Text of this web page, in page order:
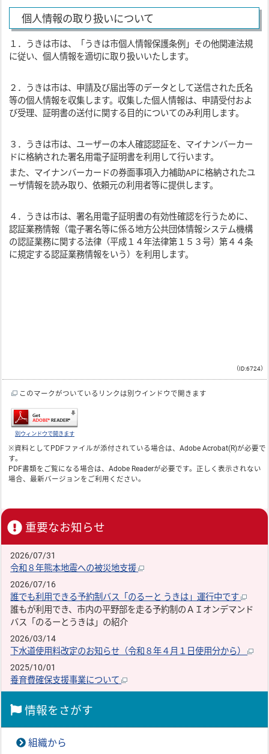
個人情報の取り扱いについて
１．うきは市は、「うきは市個人情報保護条例」その他関連法規
に従い、個人情報を適切に取り扱いいたします。
２．うきは市は、申請及び届出等のデータとして送信された氏名
等の個人情報を収集します。収集した個人情報は、申請受付およ
び受理、証明書の送付に関する目的についてのみ利用します。
３．うきは市は、ユーザーの本人確認認証を、マイナンバーカー
ドに格納された署名用電子証明書を利用して行います。
また、マイナンバーカードの券面事項入力補助APに格納されたユ
ーザ情報を読み取り、依頼元の利用者等に提供します。
４．うきは市は、署名用電子証明書の有効性確認を行うために、
認証業務情報（電子署名等に係る地方公共団体情報システム機構
の認証業務に関する法律（平成１４年法律第１５３号）第４４条
に規定する認証業務情報をいう）を利用します。
（ID:6724）
このマークがついているリンクは別ウインドウで開きます
別ウィンドウで開きます
※資料としてPDFファイルが添付されている場合は、Adobe Acrobat(R)が必要で
す。
PDF書類をご覧になる場合は、Adobe Readerが必要です。正しく表示されない
場合、最新バージョンをご利用ください。
重要なお知らせ
2026/07/31
令和８年熊本地震への被災地支援
2026/07/16
誰でも利用できる予約制バス「のるーと うきは」運行中です
誰もが利用でき、市内の平野部を走る予約制のＡＩオンデマンド
バス「のるーとうきは」の紹介
2026/03/14
下水道使用料改定のお知らせ（令和８年４月１日使用分から）
2025/10/01
養育費確保支援事業について
情報をさがす
組織から